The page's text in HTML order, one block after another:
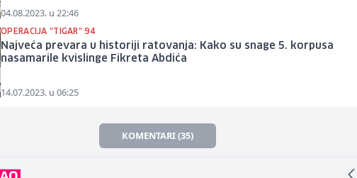
04.08.2023. u 22:46
OPERACIJA "TIGAR" 94
Najveća prevara u historiji ratovanja: Kako su snage 5. korpusa
nasamarile kvislinge Fikreta Abdića
14.07.2023. u 06:25
KOMENTARI (35)